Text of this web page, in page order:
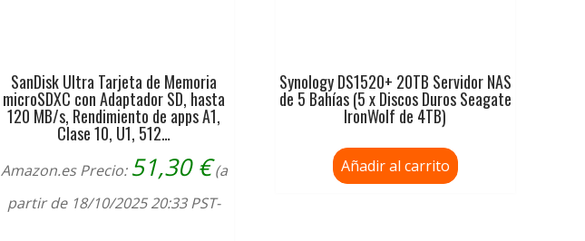
SanDisk Ultra Tarjeta de Memoria
microSDXC con Adaptador SD, hasta
120 MB/s, Rendimiento de apps A1,
Clase 10, U1, 512…
Amazon.es Precio: 51,30€(a
partir de 18/10/2025 20:33 PST-
Synology DS1520+ 20TB Servidor NAS
de 5 Bahías (5 x Discos Duros Seagate
IronWolf de 4TB)
Añadir al carrito